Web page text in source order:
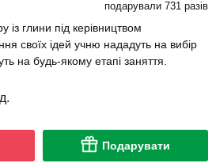
подарували 731 разів
із глини під керівництвом
своїх ідей учню нададуть на вибір
на будь-якому етапі заняття.
Подарувати